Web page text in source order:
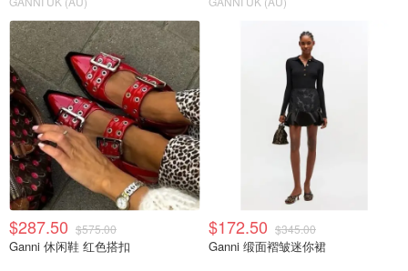
$287.50 $575.00
Ganni 休闲鞋 红色搭扣
$172.50 $345.00
Ganni 缎面褶皱迷你裙